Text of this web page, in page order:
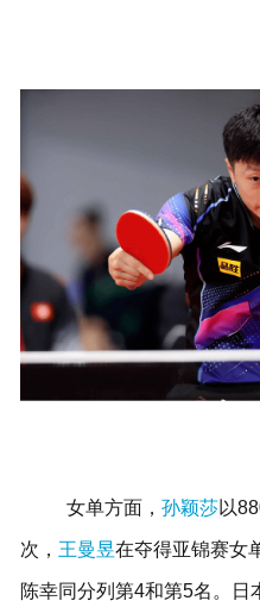
女单方面，孙颖莎以
次， 王曼昱在夺得亚锦赛女
陈幸同分列第4和第5名。日